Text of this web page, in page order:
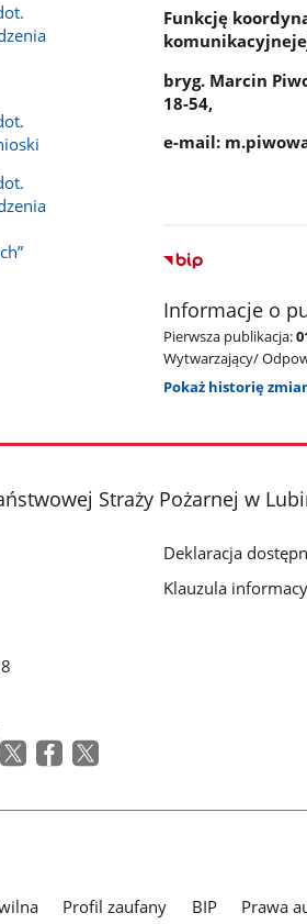
Funkcję
bryg. Marcin
18-54,
e-mail:
Informacje o
Pierwsza publikacja:
Wytwarzający/
Pokaż historię
Straży Pożarnej w
Deklaracja
Klauzula
Profil zaufany BIP Prawa